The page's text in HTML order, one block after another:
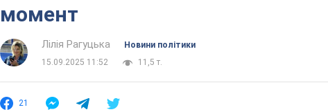
момент
Лілія Рагуцька
Новини політики
15.09.2025 11:52
11,5 т.
21